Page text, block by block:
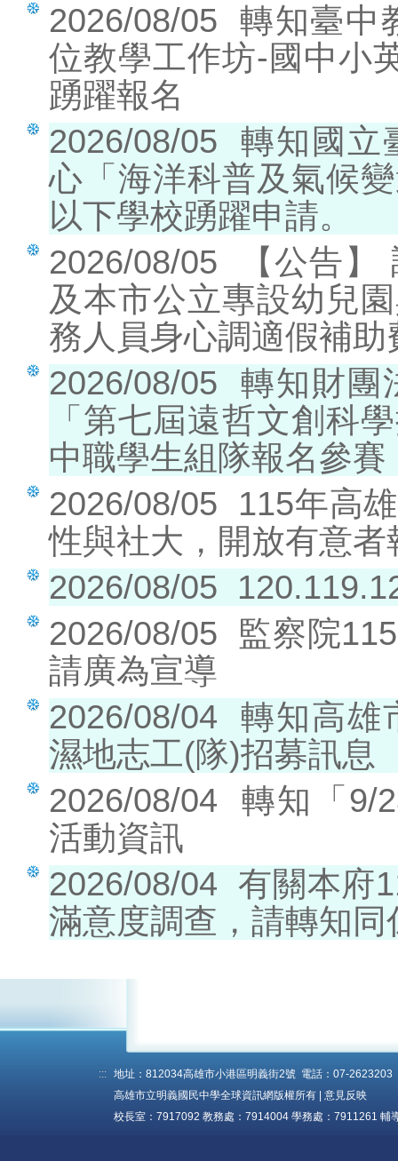
2026/08/05轉知臺中
位教學工作坊-國中小
踴躍報名
2026/08/05 轉知國立
心「海洋科普及氣候
以下學校踴躍申請。
2026/08/05
【公告
及本市公立專設幼兒
務人員身心調適假補助
2026/08/05 轉知財團
「第七屆遠哲文創科
中職學生組隊報名參賽
2026/08/05 115年高
性與社大，開放有意者
2026/08/05
2026/08/05 監察院
請廣為宣導
2026/08/04 轉知高雄
濕地志工(隊)招募訊息
2026/08/04 轉知「9/
活動資訊
2026/08/04 有關本府
滿意度調查，請轉知
::: 地址：812034高雄市小港區明義街2號 電話：07-
高雄市立明義國民中學全球資訊網版權所有 | 意見反映
校長室：7917092 教務處：7914004 學務處：7911261 輔